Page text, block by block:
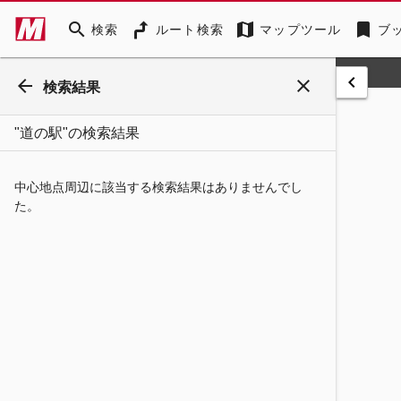
search 検索 ルート検索 map マップツール bookmark ブ
arrow_back 検索結果 close
"道の駅"の検索結果
中心地点周辺に該当する検索結果はありませんでし
た。
keyboard_arrow_left